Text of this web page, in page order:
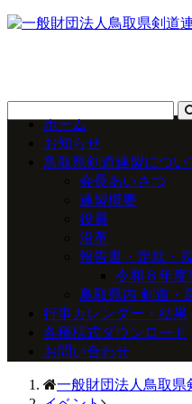
ホーム
お知らせ
鳥取県剣道連盟につい
会長あいさつ
連盟概要
役員
沿革
報告書・定款・
令和８年度
鳥取県内 剣道・
行事カレンダー・結果
各種様式ダウンロード
お問い合わせ
一般財団法人鳥取県